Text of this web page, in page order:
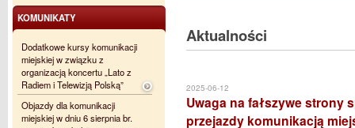
Aktualności
2025-06-12
Uwaga na fałszywe strony
przejazdy komunikacją
KOMUNIKATY
Dodatkowe kursy komunikacji
miejskiej w związku z
organizacją koncertu „Lato z
Radiem i Telewizją Polską”
Objazdy dla komunikacji
miejskiej w dniu 6 sierpnia br.